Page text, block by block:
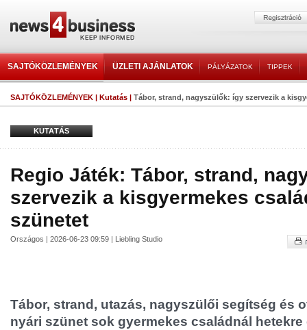
SAJTÓKÖZLEMÉNYEK ÜZLETI AJÁNLATOK PÁLYÁZATOK TIPPEK
SAJTÓKÖZLEMÉNYEK | Kutatás | Tábor, strand, nagyszülők: így szervezik a
KUTATÁS
Regio Játék: Tábor, strand,
szervezik a kisgyermekes
szünetet
Országos | 2026-06-23 09:59 | Liebling Studio
Tábor, strand, utazás, nagyszülői segítség és
nyári szünet sok gyermekes családnál hetekre